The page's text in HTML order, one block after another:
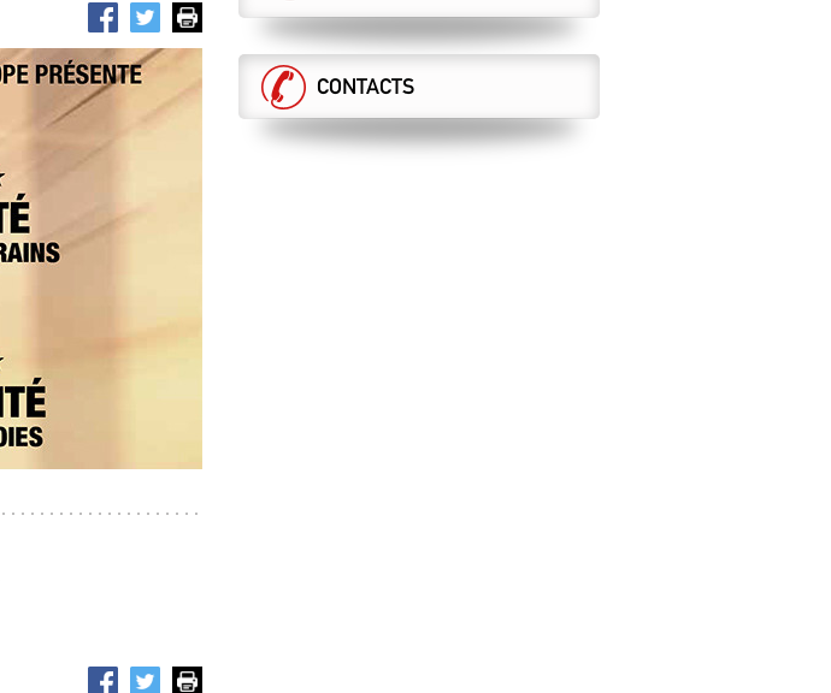
DE FRONTIÈRE !
07.04.2017
UN PAQUET EXPLOSIF
CONTACTS